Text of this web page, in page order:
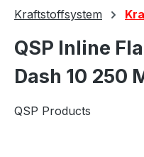
Kraftstoffsystem
QSP Inline
Dash 10 250
QSP Products